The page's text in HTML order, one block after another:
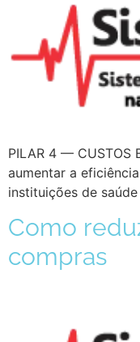
PILAR 4 — CUSTOS
aumentar a
instituições de
Como
compras